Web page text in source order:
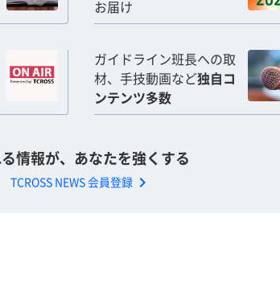
お届け
ガイドライン班長への取
材、手技動画など独自コ
ンテンツ多数
情報が、あなたを強くする
TCROSS NEWS 会員登録 chevron_right